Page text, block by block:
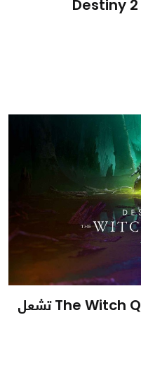
حصريًا: إضافات توسعة The Witch Queen تشعل